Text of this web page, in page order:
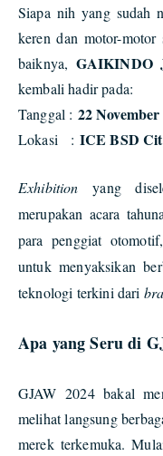
Siapa nih yang sudah
keren dan motor-
baiknya, GAIKINDO
kembali hadir pada:
Tanggal : 22
Lokasi : ICE BSD
Exhibition yang
merupakan acara
para penggiat otomotif,
untuk menyaksikan
teknologi terkini dari
Apa yang Seru di
GJAW 2024 bakal
melihat langsung
merek terkemuka.